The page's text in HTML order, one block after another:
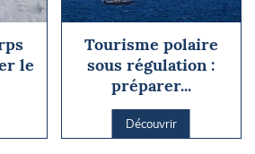
le
Tourisme polaire
sous régulation :
préparer...
Découvrir